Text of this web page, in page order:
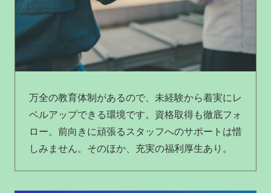
万全の教育体制があるので、未経験から着実にレ
ベルアップできる環境です。資格取得も徹底フォ
ロー。前向きに頑張るスタッフへのサポートは惜
しみません。そのほか、充実の福利厚生あり。